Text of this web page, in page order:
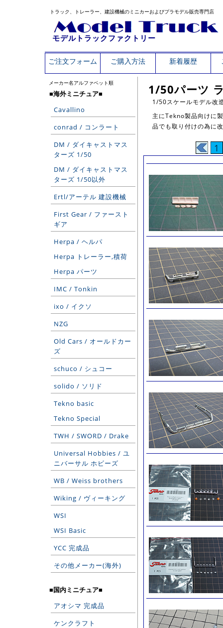
トラック、トレーラー、建設機械のミニカーおよびプラモデル販売専門店
モデルトラックファクトリー
ご注文フォーム ご購入方法 新着履歴
メーカー名アルファベット順
■海外ミニチュア■
Cavallino
conrad / コンラート
DM / ダイキャストマス
ターズ 1/50
DM / ダイキャストマス
ターズ 1/50以外
Ertl/アーテル 建設機械
First Gear / ファースト
ギア
Herpa / ヘルパ
Herpa トレーラー,積荷
Herpa パーツ
IMC / Tonkin
ixo / イクソ
NZG
Old Cars / オールドカー
ズ
schuco / シュコー
solido / ソリド
Tekno basic
Tekno Special
TWH / SWORD / Drake
Universal Hobbies / ユ
ニバーサル ホビーズ
WB / Weiss brothers
Wiking / ヴィーキング
WSI
WSI Basic
YCC 完成品
その他メーカー(海外)
■国内ミニチュア■
アオシマ 完成品
ケンクラフト
1/50パーツ
1/50スケールモデル改
主にTekno製品向けに
品でも取り付けの為に
1